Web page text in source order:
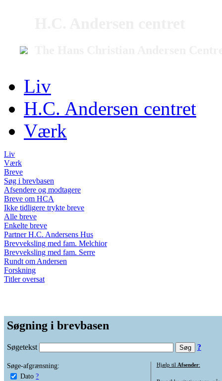
Liv
H.C. Andersen centret
Værk
Liv
Værk
Breve
Søg i brevbasen
Afsendere og modtagere
Breve om HCA
Ikke tidligere trykte breve
Alle breve
Enkelte breve
Partner H.C. Andersens Hus
Brevveksling med fam. Melchior
Brevveksling med fam. Serre
Rundt om Andersen
Forskning
Titler oversat
Søgning i brevbasen
Søgetekst ?
Søge-afgrænsning:
Dato ?
Hjælp til Afsender: